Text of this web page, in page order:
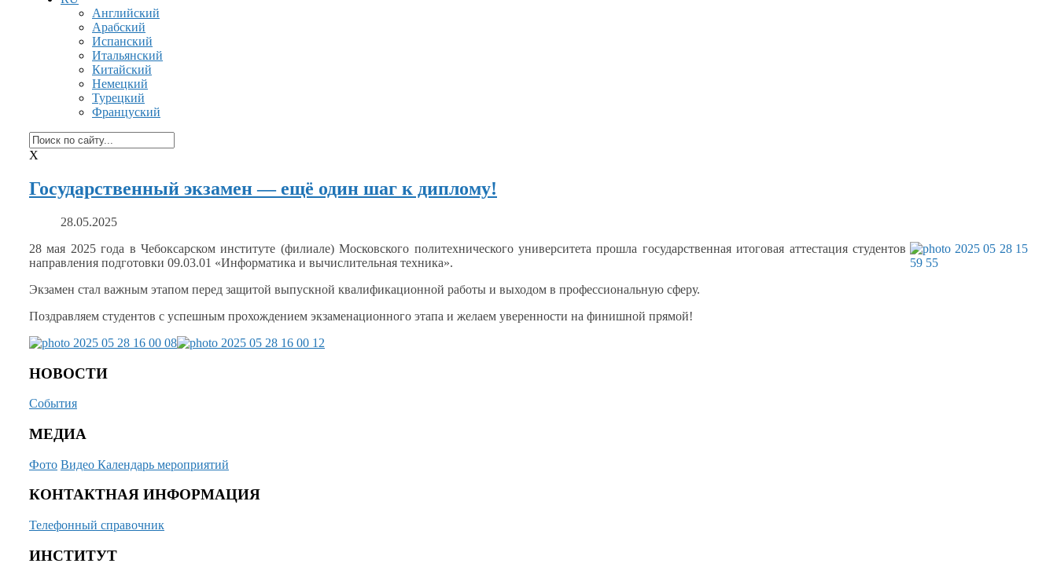
Английский
Арабский
Испанский
Итальянский
Китайский
Немецкий
Турецкий
Француский
X
Государственный экзамен — ещё один шаг к диплому!
28.05.2025
28 мая 2025 года в Чебоксарском институте (филиале) Московского политехнического университета прошла государственная итоговая аттестация студентов
направления подготовки 09.03.01 «Информатика и вычислительная техника».
Экзамен стал важным этапом перед защитой выпускной квалификационной работы и выходом в профессиональную сферу.
Поздравляем студентов с успешным прохождением экзаменационного этапа и желаем уверенности на финишной прямой!
НОВОСТИ
События
МЕДИА
Фото Видео Календарь мероприятий
КОНТАКТНАЯ ИНФОРМАЦИЯ
Телефонный справочник
ИНСТИТУТ